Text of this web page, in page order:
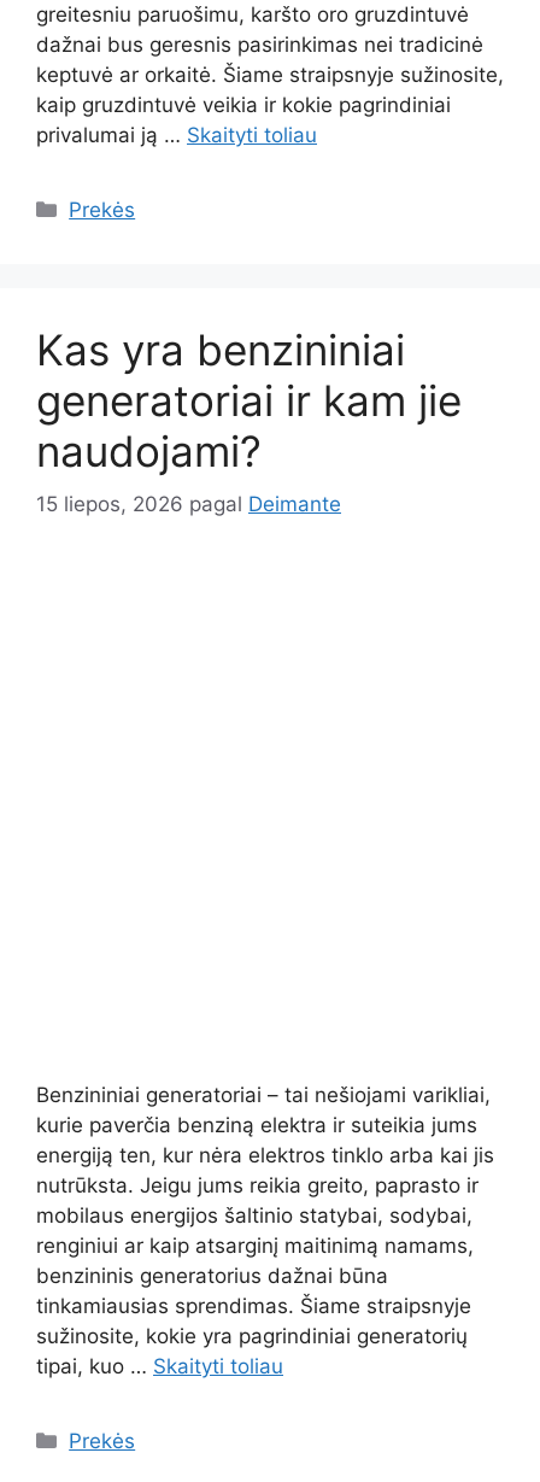
greitesniu paruošimu, karšto oro gruzdintuvė
dažnai bus geresnis pasirinkimas nei tradicinė
keptuvė ar orkaitė. Šiame straipsnyje sužinosite,
kaip gruzdintuvė veikia ir kokie pagrindiniai
privalumai ją … Skaityti toliau
Kategorijos
Prekės
Kas yra benzininiai
generatoriai ir kam jie
naudojami?
15 liepos, 2026 pagal Deimante
Benzininiai generatoriai – tai nešiojami varikliai,
kurie paverčia benziną elektra ir suteikia jums
energiją ten, kur nėra elektros tinklo arba kai jis
nutrūksta. Jeigu jums reikia greito, paprasto ir
mobilaus energijos šaltinio statybai, sodybai,
renginiui ar kaip atsarginį maitinimą namams,
benzininis generatorius dažnai būna
tinkamiausias sprendimas. Šiame straipsnyje
sužinosite, kokie yra pagrindiniai generatorių
tipai, kuo … Skaityti toliau
Kategorijos
Prekės